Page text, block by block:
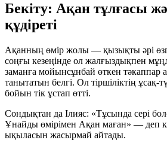
Бекіту: Ақан тұлғасы
құдіреті
Ақанның өмір жолы — қызықты әрі
соңғы кезеңінде ол жалғыздықпен
заманға мойынсұнбай өткен
танытатын белгі. Ол тіршіліктің ұсақ-
бойын тік ұстап өтті.
Сондықтан да Ілияс: «Тұсында сері
Ұнайды өмірімен Ақан маған» — деп
ықыласын жасырмай айтады.